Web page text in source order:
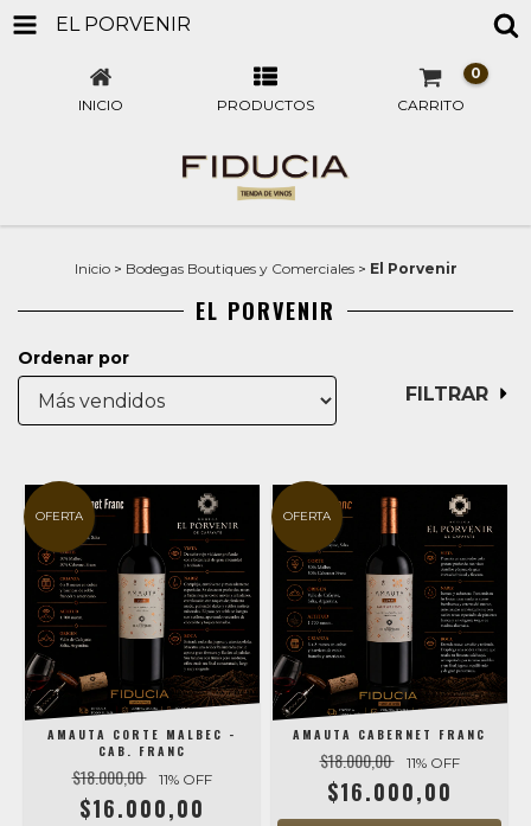
EL PORVENIR
INICIO PRODUCTOS CARRITO
0
Inicio > Bodegas Boutiques y Comerciales > El Porvenir
EL PORVENIR
Ordenar por
FILTRAR
OFERTA
AMAUTA CORTE MALBEC -
CAB. FRANC
$18.000,00 11% OFF
$16.000,00
OFERTA
AMAUTA CABERNET FRANC
$18.000,00 11% OFF
$16.000,00